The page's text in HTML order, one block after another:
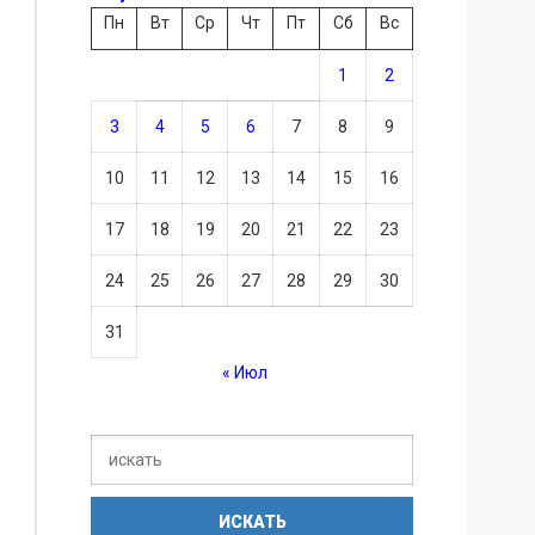
Пн
Вт Ср Чт Пт Сб Вс
1 2
3 4 5 6 7 8 9
10 11 12 13 14 15 16
17 18 19 20 21 22 23
24 25 26 27 28 29 30
31
« Июл